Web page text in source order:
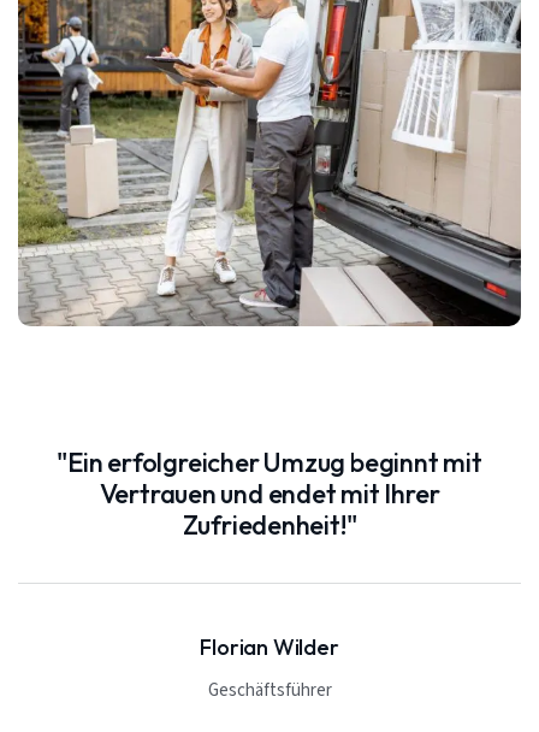
"Ein erfolgreicher Umzug beginnt mit
Vertrauen und endet mit Ihrer
Zufriedenheit!"
Florian Wilder
Geschäftsführer